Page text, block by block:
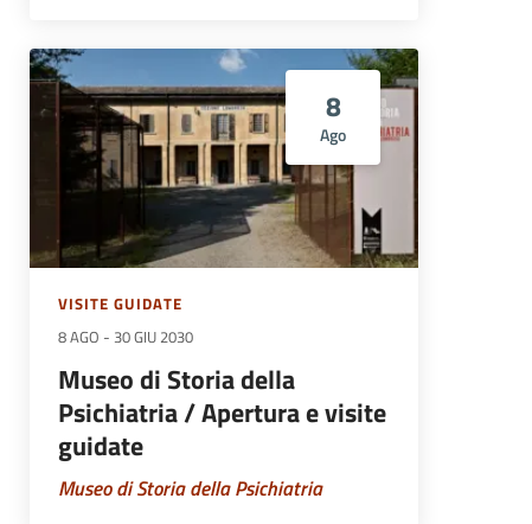
8
Ago
VISITE GUIDATE
8 AGO - 30 GIU 2030
Museo di Storia della
Psichiatria / Apertura e visite
guidate
Museo di Storia della Psichiatria